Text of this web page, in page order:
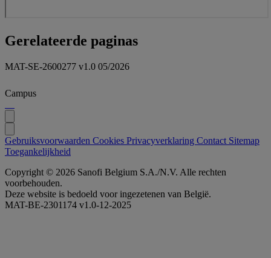
Gerelateerde paginas
MAT-SE-2600277 v1.0 05/2026
Campus
Gebruiksvoorwaarden Cookies Privacyverklaring Contact Sitemap
Toegankelijkheid
Copyright © 2026 Sanofi Belgium S.A./N.V. Alle rechten
voorbehouden.
Deze website is bedoeld voor ingezetenen van België.
MAT-BE-2301174 v1.0-12-2025